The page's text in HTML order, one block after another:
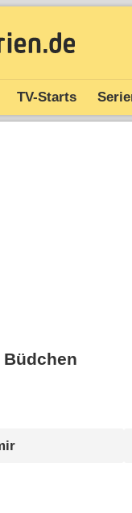
TV-Starts